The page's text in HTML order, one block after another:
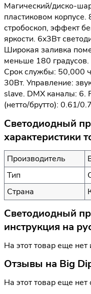
Магический/диско-
пластиковом
стробоскоп, эффект
яркости. 6x3Вт
Широкая заливка
меньше 180
Срок службы: 50,000
30Вт. Управление:
slave. DMX каналы:
(нетто/брутто): 0.61/
Светодиодный
характеристики
Производитель
Тип
Страна
Светодиодный
инструкция на
На этот товар еще нет
Отзывы на Big
На этот товар еще нет